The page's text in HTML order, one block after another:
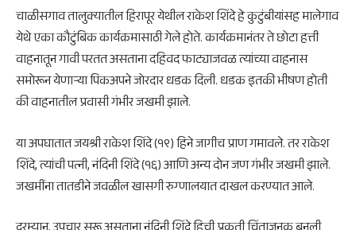
चाळीसगाव तालुक्यातील हिरापूर येथील राकेश शिंदे हे कुटुंबीयांसह मालेगाव
येथे एका कौटुंबिक कार्यक्रमासाठी गेले होते. कार्यक्रमानंतर ते छोटा हत्ती
वाहनातून गावी परतत असताना दहिवद फाट्याजवळ त्यांच्या वाहनास
समोरून येणाऱ्या पिकअपने जोरदार धडक दिली. धडक इतकी भीषण होती
की वाहनातील प्रवासी गंभीर जखमी झाले.
या अपघातात जयश्री राकेश शिंदे (१९) हिने जागीच प्राण गमावले. तर राकेश
शिंदे, त्यांची पत्नी, नंदिनी शिंदे (१६) आणि अन्य दोन जण गंभीर जखमी झाले.
जखमींना तातडीने जवळील खासगी रुग्णालयात दाखल करण्यात आले.